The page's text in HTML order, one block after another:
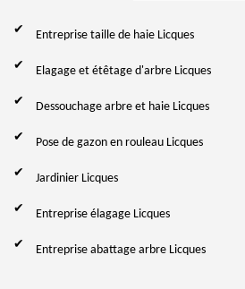
Entreprise taille de haie Licques
Elagage et étêtage d'arbre Licques
Dessouchage arbre et haie Licques
Pose de gazon en rouleau Licques
Jardinier Licques
Entreprise élagage Licques
Entreprise abattage arbre Licques